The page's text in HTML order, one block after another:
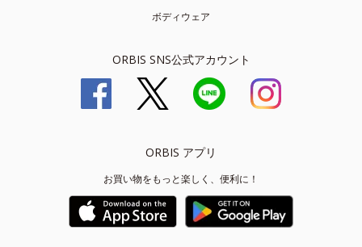
ボディウェア
ORBIS SNS公式アカウント
ORBIS アプリ
お買い物をもっと楽しく、便利に！